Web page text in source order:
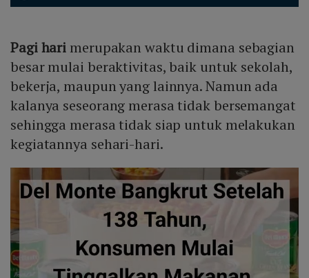
Pagi hari merupakan waktu dimana sebagian
besar mulai beraktivitas, baik untuk sekolah,
bekerja, maupun yang lainnya. Namun ada
kalanya seseorang merasa tidak bersemangat
sehingga merasa tidak siap untuk melakukan
kegiatannya sehari-hari.